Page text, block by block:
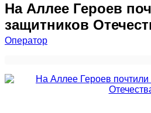
На Аллее Героев
защитников
Оператор